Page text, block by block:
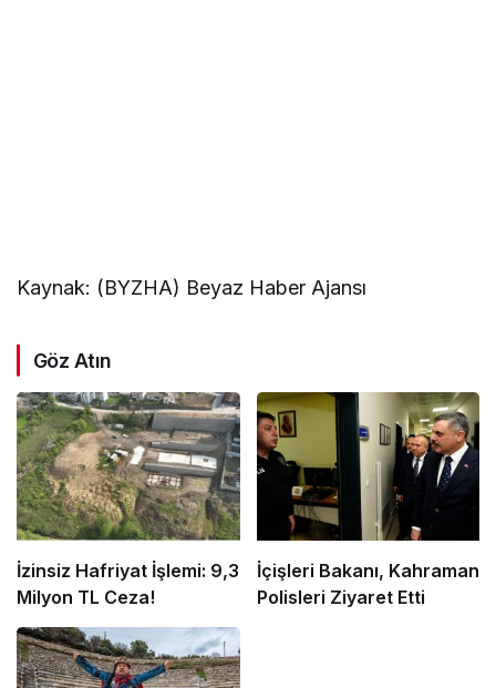
Kaynak: (BYZHA) Beyaz Haber Ajansı
Göz Atın
İzinsiz Hafriyat İşlemi: 9,3
Milyon TL Ceza!
İçişleri Bakanı, Kahraman
Polisleri Ziyaret Etti